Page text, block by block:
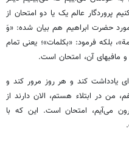
پروردگار عالم یک یا دو امتحان از
حضرت ابراهیم هم بیان شده: «وَ
بلکه فرمود: «بکلمات»؛ یعنی تمام
و مافیهای آن، امتحان است.
یادداشت کند و هر روز مرور کند و
من در ابتلاء هستم، الان دارند از
می‌آیم، امتحان است. این که با